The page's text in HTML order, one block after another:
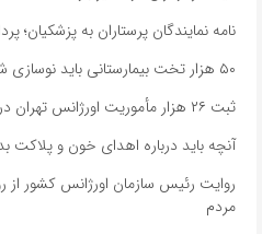
نامه نمایندگان پرستاران به پزشکیان؛
۵۰ هزار تخت بیمارستانی باید نوسازی شود؛ چقدر بودجه نیاز است
ثبت ۲۶ هزار مأموریت اورژانس تهران در هفته گذشته
آنچه باید درباره اهدای خون و پلاکت
روایت رئیس سازمان اورژانس کشور
مردم